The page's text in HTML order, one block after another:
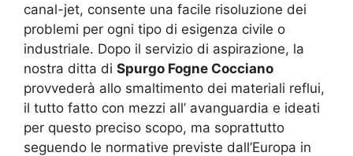
canal-jet, consente una facile risoluzione dei
problemi per ogni tipo di esigenza civile o
industriale. Dopo il servizio di aspirazione, la
nostra ditta di Spurgo Fogne Cocciano
provvederà allo smaltimento dei materiali reflui,
il tutto fatto con mezzi all’ avanguardia e ideati
per questo preciso scopo, ma soprattutto
seguendo le normative previste dall’Europa in